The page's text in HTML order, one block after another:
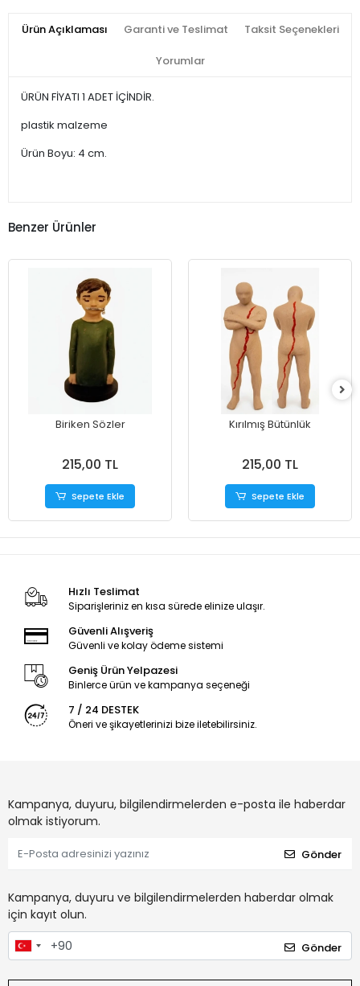
Ürün Açıklaması Garanti ve Teslimat Taksit Seçenekleri
Yorumlar
ÜRÜN FİYATI 1 ADET İÇİNDİR.
plastik malzeme
Ürün Boyu: 4 cm.
Benzer Ürünler
Biriken Sözler
215,00 TL
Sepete Ekle
Kırılmış Bütünlük
215,00 TL
Sepete Ekle
Hızlı Teslimat
Siparişleriniz en kısa sürede elinize ulaşır.
Güvenli Alışveriş
Güvenli ve kolay ödeme sistemi
Geniş Ürün Yelpazesi
Binlerce ürün ve kampanya seçeneği
7 / 24 DESTEK
Öneri ve şikayetlerinizi bize iletebilirsiniz.
Kampanya, duyuru, bilgilendirmelerden e-posta ile haberdar
olmak istiyorum.
Gönder
Kampanya, duyuru ve bilgilendirmelerden haberdar olmak
için kayıt olun.
Gönder